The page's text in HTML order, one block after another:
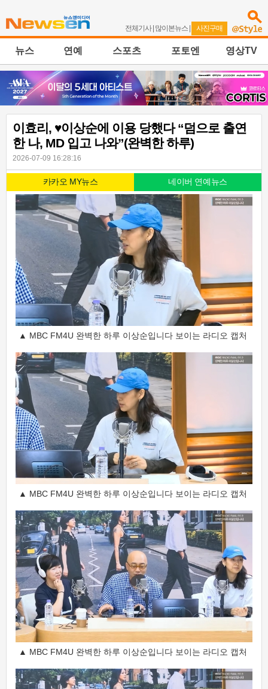
전체기사| 많이본뉴스 | 사진구매
뉴스 연예 스포츠 포토엔 영상TV
이효리, ♥이상순에 이용 당했다 “덤으로 출연
한 나, MD 입고 나와”(완벽한 하루)
2026-07-09 16:28:16
카카오 MY뉴스 네이버 연예뉴스
▲ MBC FM4U 완벽한 하루 이상순입니다 보이는 라디오 캡처
▲ MBC FM4U 완벽한 하루 이상순입니다 보이는 라디오 캡처
▲ MBC FM4U 완벽한 하루 이상순입니다 보이는 라디오 캡처